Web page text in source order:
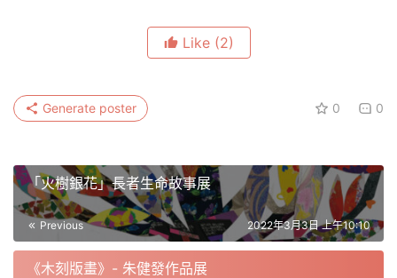
Like (2)
0 0
Generate poster
「火樹銀花」長者生命故事展
Previous 2022年3月3日 上午10:10
《木刻版畫》- 朱健發作品展